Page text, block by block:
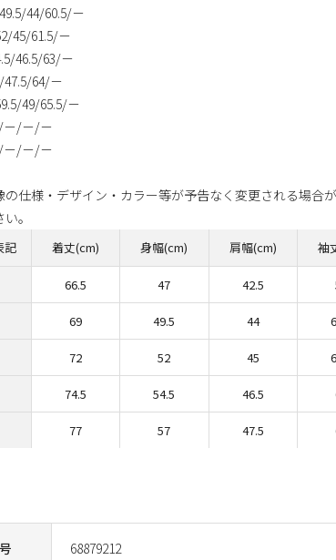
68879212
44/60.5/－
45/61.5/－
46.5/63/－
64/－
49/65.5/－
－/－/－
－/－/－
仕様・デザイン・カラー等が予告なく変更される場合
。
記 着丈(cm) 身幅(cm) 肩幅(cm) 袖
66.5 47 42.5
69 49.5 44
72 52 45
74.5 54.5 46.5
77 57 47.5